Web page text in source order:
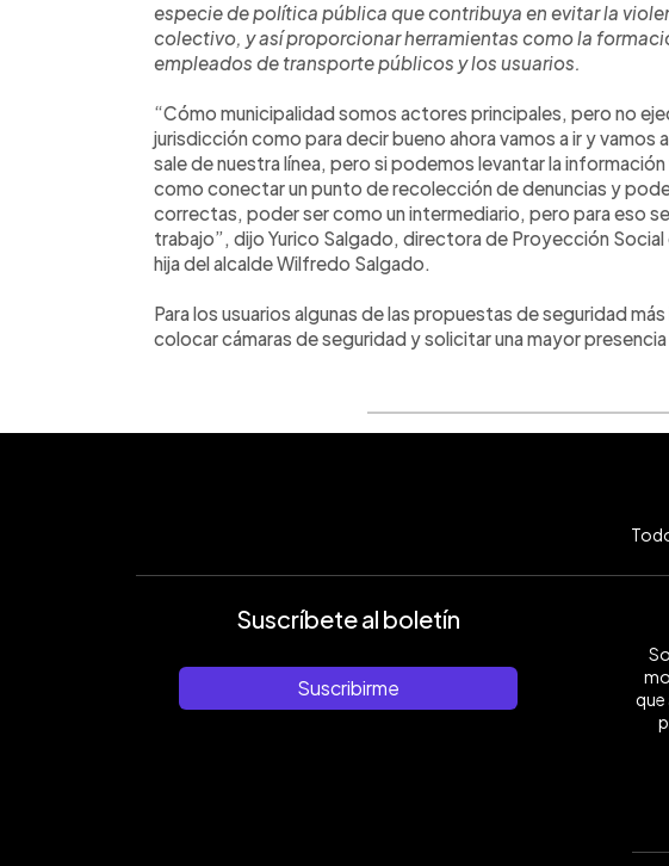
especie de política pública que contribuya en evitar la
colectivo, y así proporcionar herramientas como la
empleados de transporte públicos y los usuarios.
“Cómo municipalidad somos actores principales, pero no
jurisdicción como para decir bueno ahora vamos a ir y vamos
sale de nuestra línea, pero si podemos levantar la
como conectar un punto de recolección de denuncias y
correctas, poder ser como un intermediario, pero para eso
trabajo”, dijo Yurico Salgado, directora de Proyección Social
hija del alcalde Wilfredo Salgado.
Para los usuarios algunas de las propuestas de seguridad
colocar cámaras de seguridad y solicitar una mayor
Suscríbete al boletín
Suscribirme
que